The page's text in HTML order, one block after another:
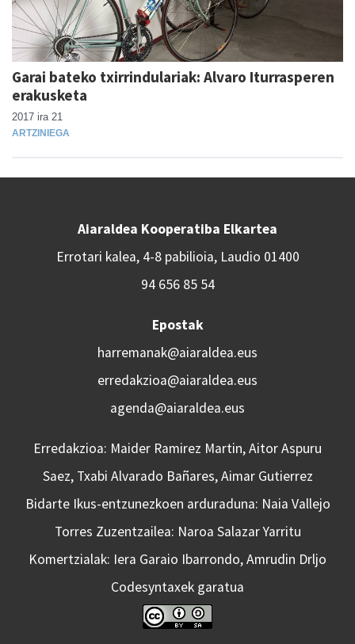
Garai bateko txirrindulariak: Alvaro Iturrasperen
erakusketa
2017 ira 21
ARTZINIEGA
Aiaraldea Kooperatiba Elkartea
Errotari kalea, 4-8 pabilioia, Laudio 01400
94 656 85 54
Epostak
harremanak@aiaraldea.eus
erredakzioa@aiaraldea.eus
agenda@aiaraldea.eus
Erredakzioa: Maider Ramirez Martin, Aitor Aspuru
Saez, Txabi Alvarado Bañares, Aimar Gutierrez
Bidarte Ikus-entzunezkoen arduraduna: Naia Vallejo
Torres Zuzentzailea: Naroa Salazar Yarritu
Komertzialak: Iera Garaio Ibarrondo, Amrudin Drljo
Codesyntaxek garatua